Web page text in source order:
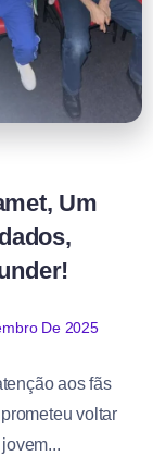
Um
De 2025
aos fãs
voltar